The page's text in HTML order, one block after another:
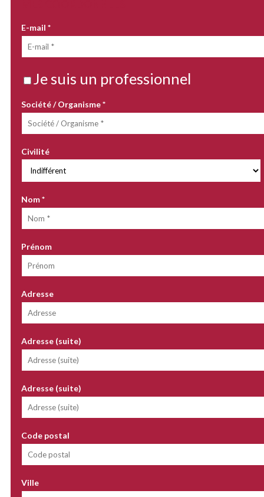
E-mail *
Je suis un professionnel
Société / Organisme*
Civilité
Nom*
Prénom
Adresse
Adresse (suite)
Adresse (suite)
Code postal
Ville